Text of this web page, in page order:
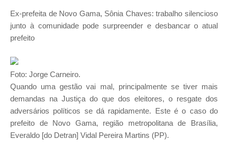
Ex-prefeita de Novo Gama, Sônia Chaves: trabalho silencioso
junto à comunidade pode surpreender e desbancar o atual
prefeito
Foto: Jorge Carneiro.
Quando uma gestão vai mal, principalmente se tiver mais
demandas na Justiça do que dos eleitores, o resgate dos
adversários políticos se dá rapidamente. Este é o caso do
prefeito de Novo Gama, região metropolitana de Brasília,
Everaldo [do Detran] Vidal Pereira Martins (PP).